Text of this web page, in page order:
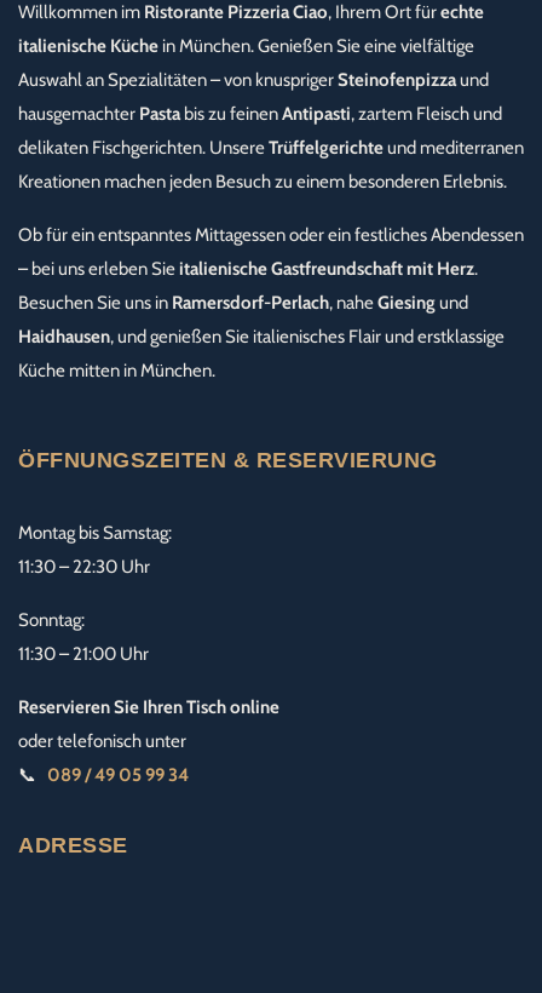
Willkommen im Ristorante Pizzeria Ciao, Ihrem Ort fürechte
italienische Küche in München. Genießen Sie eine vielfältige
Auswahl an Spezialitäten – von knusprigerSteinofenpizzaund
hausgemachter Pastabis zu feinenAntipasti, zartem Fleisch und
delikaten Fischgerichten. UnsereTrüffelgerichteund mediterranen
Kreationen machen jeden Besuch zu einem besonderen Erlebnis.
Ob für ein entspanntes Mittagessen oder ein festliches Abendessen
– bei uns erleben Sieitalienische Gastfreundschaft mit Herz.
Besuchen Sie uns in Ramersdorf-Perlach, naheGiesingund
Haidhausen, und genießen Sie italienisches Flair und erstklassige
Küche mitten in München.
ÖFFNUNGSZEITEN & RESERVIERUNG
Montag bis Samstag:
11:30 – 22:30 Uhr
Sonntag:
11:30 – 21:00 Uhr
Reservieren Sie Ihren Tisch online
oder telefonisch unter
📞 089 / 49 05 99 34
ADRESSE